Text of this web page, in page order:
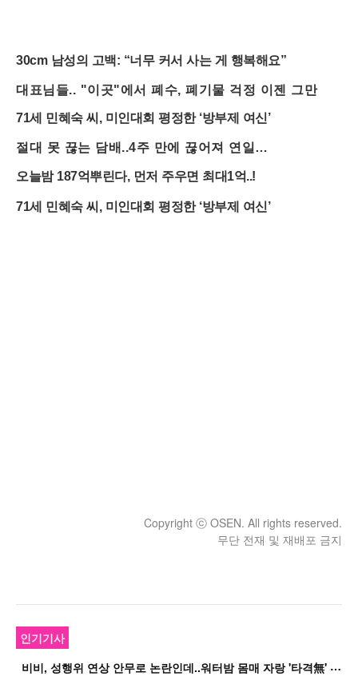
Copyright ⓒ OSEN. All rights reserved.
무단 전재 및 재배포 금지
인기기사
비
비, 성행위 연상 안무로 논란인데..워터밤 몸매 자랑 '타격無' 근황